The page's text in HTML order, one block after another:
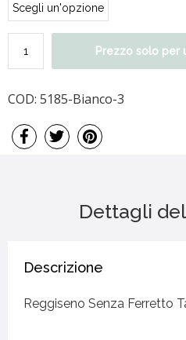
Prezzo solo per
COD: 5185-Bianco-3
Dettagli
Descrizione
Reggiseno Senza Ferretto